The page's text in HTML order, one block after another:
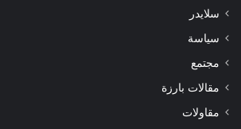
سلايدر
سياسة
مجتمع
مقالات بارزة
مقاولات